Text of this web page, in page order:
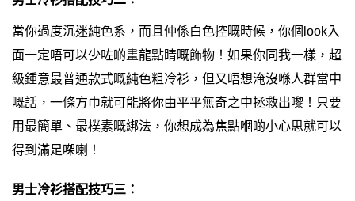
當你過度沉迷純色系，而且仲係白色控嘅時候，你個look入
面一定唔可以少咗啲畫龍點睛嘅飾物！如果你同我一樣，超
級鍾意最普通款式嘅純色粗冷衫，但又唔想淹沒喺人群當中
嘅話，一條方巾就可能將你由平平無奇之中拯救出嚟！只要
用最簡單、最樸素嘅綁法，你想成為焦點嗰啲小心思就可以
得到滿足㗎喇！
男士冷衫搭配技巧三：